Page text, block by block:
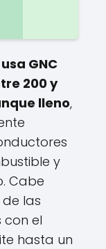
GNC
200 y
lleno,
y
Cabe
las
con el
hasta un